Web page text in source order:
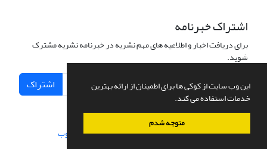
این وب سایت از کوکی ها برای اطمینان از ارائه بهترین
خدمات استفاده می کند.
متوجه شدم
اشتراک خبرنامه
برای دریافت اخبار و اطلاعیه های مهم نشریه در خبرنامه نشریه مشترک
شوید.
اشتراک
سامانه مدیریت نشریات علمی.طراحی و پیاده سازی از سیناوب